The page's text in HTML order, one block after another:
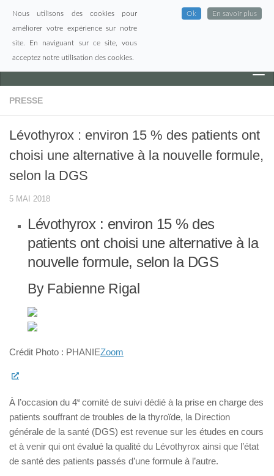
Skip to content
PRESSE
Lévothyrox : environ 15 % des patients ont
choisi une alternative à la nouvelle formule,
selon la DGS
5 MAI 2018
Lévothyrox : environ 15 % des
patients ont choisi une alternative à la
nouvelle formule, selon la DGS
By Fabienne Rigal
Crédit Photo : PHANIEZoom
À l’occasion du 4e comité de suivi dédié à la prise en charge des
patients souffrant de troubles de la thyroïde, la Direction
générale de la santé (DGS) est revenue sur les études en cours
et à venir qui ont évalué la qualité du Lévothyrox ainsi que l’état
de santé des patients passés d’une formule à l’autre.
Nous utilisons des cookies pour
améliorer votre expérience sur notre
site. En naviguant sur ce site, vous
acceptez notre utilisation des cookies.
Ok En savoir plus